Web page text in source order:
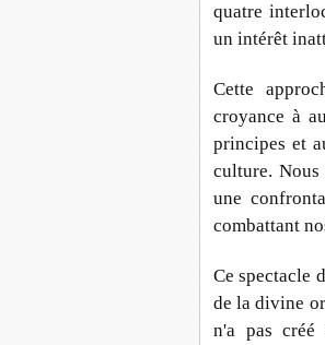
quatre
un intérêt
Cette
croyance à
principes et
culture. Nous
une
combattant
Ce spectacle
de la divine
n'a pas